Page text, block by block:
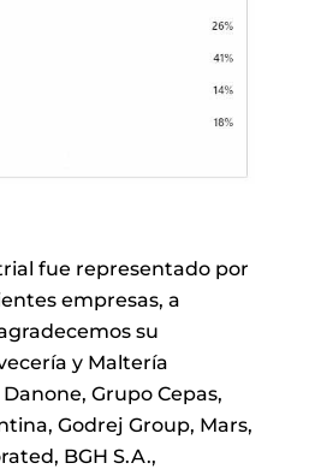
fue representado por
empresas, a
su
y Maltería
Grupo Cepas,
Godrej Group, Mars,
BGH S.A.,